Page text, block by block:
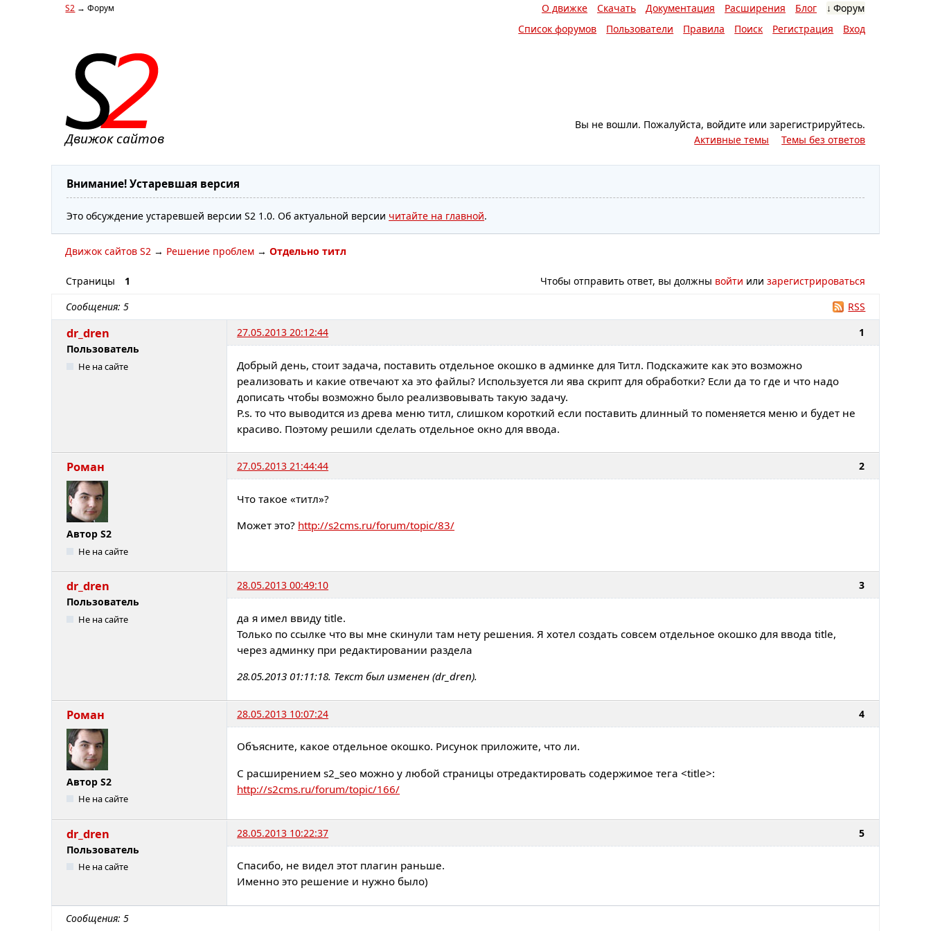
О движке Скачать Документация Расширения Блог Форум
S2 → Форум
Список форумов Пользователи Правила Поиск Регистрация Вход
Вы не вошли. Пожалуйста, войдите или зарегистрируйтесь.
Активные темы
Темы без ответов
Движок сайтов
Внимание! Устаревшая версия
Это обсуждение устаревшей версии S2 1.0. Об актуальной версии читайте на главной.
Движок сайтов S2 → Решение проблем → Отдельно титл
Страницы 1 Чтобы отправить ответ, вы должны войти илизарегистрироваться
RSS
Сообщения: 5
1
dr_dren
27.05.2013 20:12:44
Пользователь
Не на сайте
Добрый день, стоит задача, поставить отдельное окошко в админке для Титл. Подскажите как это возможно
реализовать и какие отвечают ха это файлы? Используется ли ява скрипт для обработки? Если да то где и что надо
дописать чтобы возможно было реализвовывать такую задачу.
P.s. то что выводится из древа меню титл, слишком короткий если поставить длинный то поменяется меню и будет не
красиво. Поэтому решили сделать отдельное окно для ввода.
2
Роман 27.05.2013 21:44:44
Автор S2
Не на сайте
Что такое «титл»?
Может это? http://s2cms.ru/forum/topic/83/
3
dr_dren
28.05.2013 00:49:10
Пользователь
Не на сайте
да я имел ввиду title.
Только по ссылке что вы мне скинули там нету решения. Я хотел создать совсем отдельное окошко для ввода title,
через админку при редактировании раздела
28.05.2013 01:11:18. Текст был изменен (dr_dren).
4
Роман 28.05.2013 10:07:24
Автор S2
Не на сайте
Объясните, какое отдельное окошко. Рисунок приложите, что ли.
С расширением s2_seo можно у любой страницы отредактировать содержимое тега <title>:
http://s2cms.ru/forum/topic/166/
5
dr_dren
28.05.2013 10:22:37
Пользователь
Не на сайте
Спасибо, не видел этот плагин раньше.
Именно это решение и нужно было)
Сообщения: 5